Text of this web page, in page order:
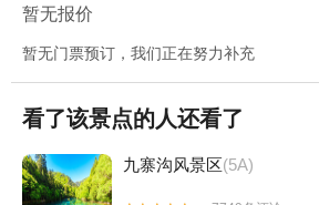
暂无报价
暂无门票预订，我们正在努力补充
看了该景点的人还看了
九寨沟风景区(5A)